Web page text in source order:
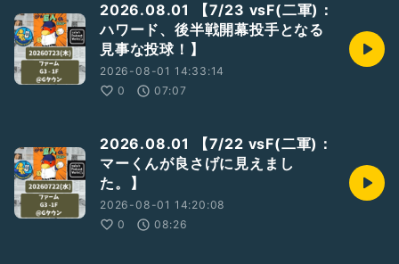
2026.08.01 【7/23 vsF(二軍)：
ハワード、後半戦開幕投手となる
見事な投球！】
2026-08-01 14:33:14
0
07:07
2026.08.01 【7/22 vsF(二軍)：
マーくんが良さげに見えまし
た。】
2026-08-01 14:20:08
0
08:26